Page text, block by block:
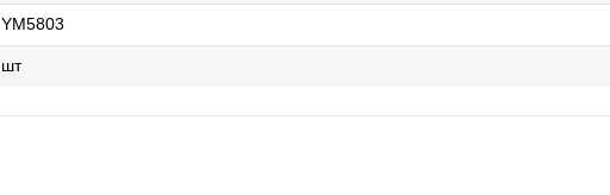
YM5803
шт